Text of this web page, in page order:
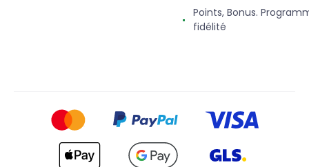
Points, Bonus.
fidélité